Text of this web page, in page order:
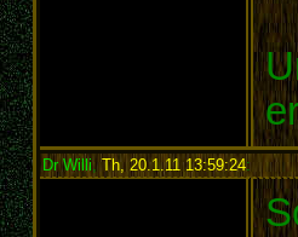
Dr Willi Th, 20.1.11 13:59:24: